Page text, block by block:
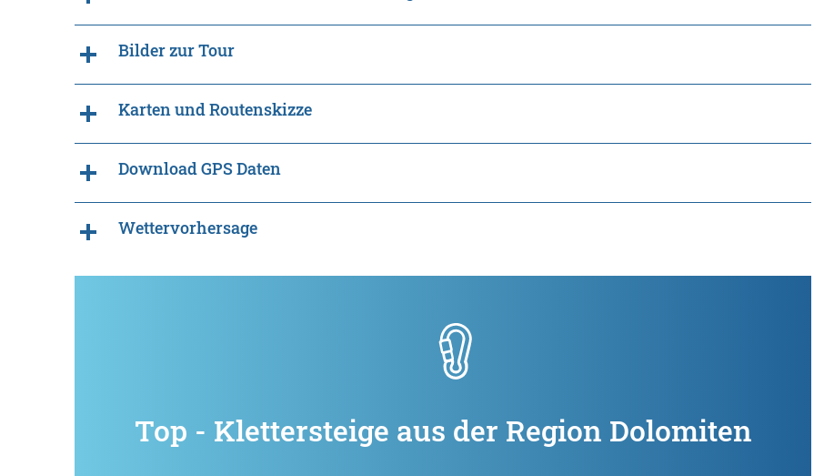
Bilder zur Tour
Karten und Routenskizze
Download GPS Daten
Wettervorhersage
Top - Klettersteige aus der Region Dolomiten